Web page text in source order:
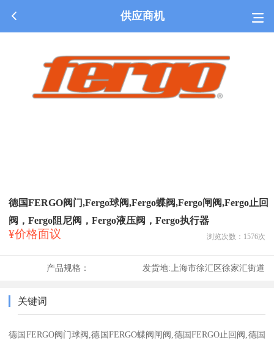
供应商机
德国FERGO阀门,Fergo球阀,Fergo蝶阀,Fergo闸阀,Fergo止回
阀，Fergo阻尼阀，Fergo液压阀，Fergo执行器
¥价格面议 浏览次数： 1576次
产品规格： 发货地:上海市徐汇区徐家汇街道
关键词
德国FERGO阀门球阀,德国FERGO蝶阀闸阀,德国FERGO止回阀,德国